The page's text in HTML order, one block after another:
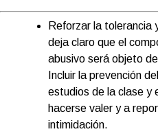
Reforzar la tolerancia
deja claro que el
abusivo será objeto
Incluir la prevención
estudios de la clase y
hacerse valer y a
intimidación.